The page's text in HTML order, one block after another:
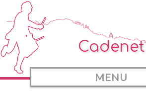
Cadenet
MENU